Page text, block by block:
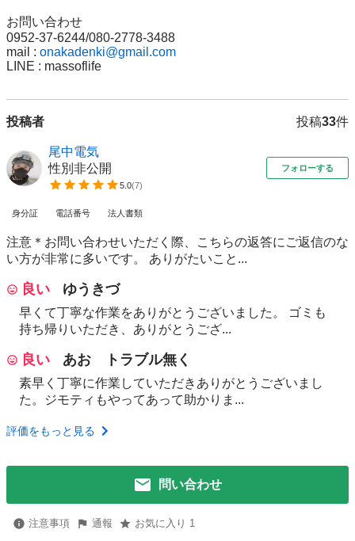
お問い合わせ
0952-37-6244/080-2778-3488
mail : onakadenki@gmail.com
LINE : massoflife
投稿者 投稿33件
尾中電気
性別非公開
5.0(7)
フォローする
身分証 電話番号 法人書類
注意＊お問い合わせいただく際、こちらの返答にご返信のな
い方が非常に多いです。 ありがたいこと...
良い ゆうきづ
早くて丁寧な作業をありがとうございました。 ゴミも
持ち帰りいただき、ありがとうござ...
良い あお トラブル無く
素早く丁寧に作業していただきありがとうございまし
た。ジモティもやってあって助かりま...
評価をもっと見る
問い合わせ
注意事項 通報 お気に入り 1